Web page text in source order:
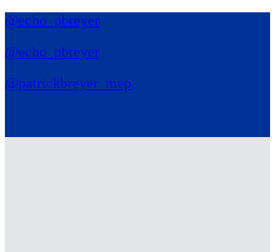
@echo_pbreyer
@echo_pbreyer
@patrickbreyer_mep